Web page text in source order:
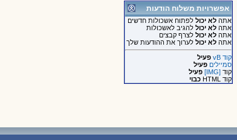
אפשרויות משלוח הודעות
אתה לא יכוללפתוח אשכולות חדשים
אתה לא יכוללהגיב לאשכולות
אתה לא יכוללצרף קבצים
אתה לא יכוללערוך את ההודעות שלך
קוד vB
פעיל
סמיילים פעיל
קוד [IMG]
פעיל
קוד HTML
כבוי